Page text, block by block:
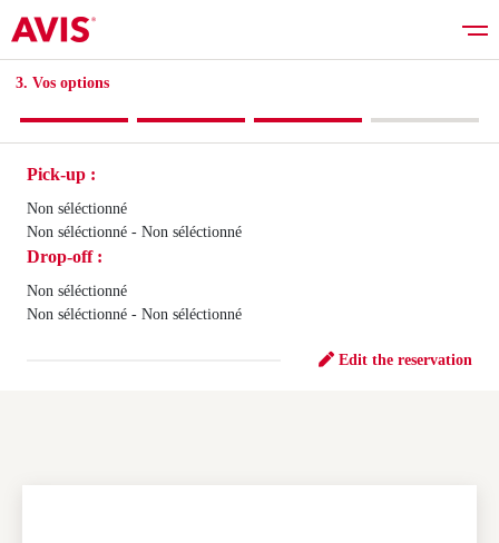
3. Vos options​
Pick-up :
Non séléctionné
Non séléctionné - Non séléctionné
Drop-off :
Non séléctionné
Non séléctionné - Non séléctionné
Edit the reservation